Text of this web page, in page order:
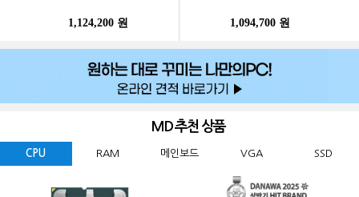
1,124,200 원 1,094,700 원
MD 추천 상품
CPU RAM 메인보드 VGA SSD